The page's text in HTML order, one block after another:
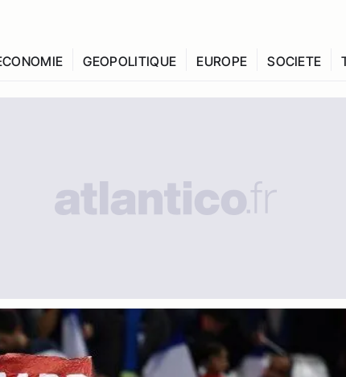
GEOPOLITIQUE EUROPE SOCIETE